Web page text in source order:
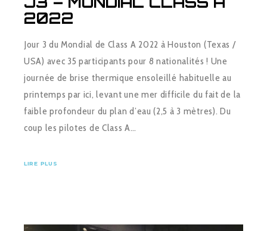
2022
Jour 3 du Mondial de Class A 2022 à Houston (Texas /
USA) avec 35 participants pour 8 nationalités ! Une
journée de brise thermique ensoleillé habituelle au
printemps par ici, levant une mer difficile du fait de la
faible profondeur du plan d’eau (2,5 à 3 mètres). Du
coup les pilotes de Class A…
LIRE PLUS